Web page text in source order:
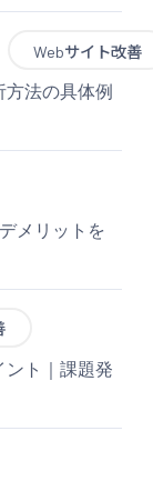
Webサイト改善
法の具体例
メリットを
ント｜課題発